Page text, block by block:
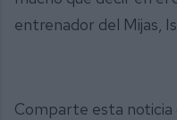
entrenador del Mijas,
Comparte esta noticia